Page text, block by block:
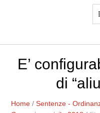
E’
di
Home /Sentenze -